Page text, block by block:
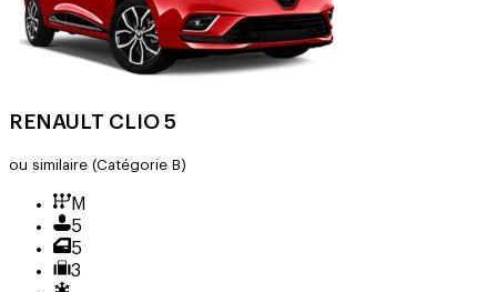
RENAULT CLIO 5
ou similaire (Catégorie B)
M
5
5
3